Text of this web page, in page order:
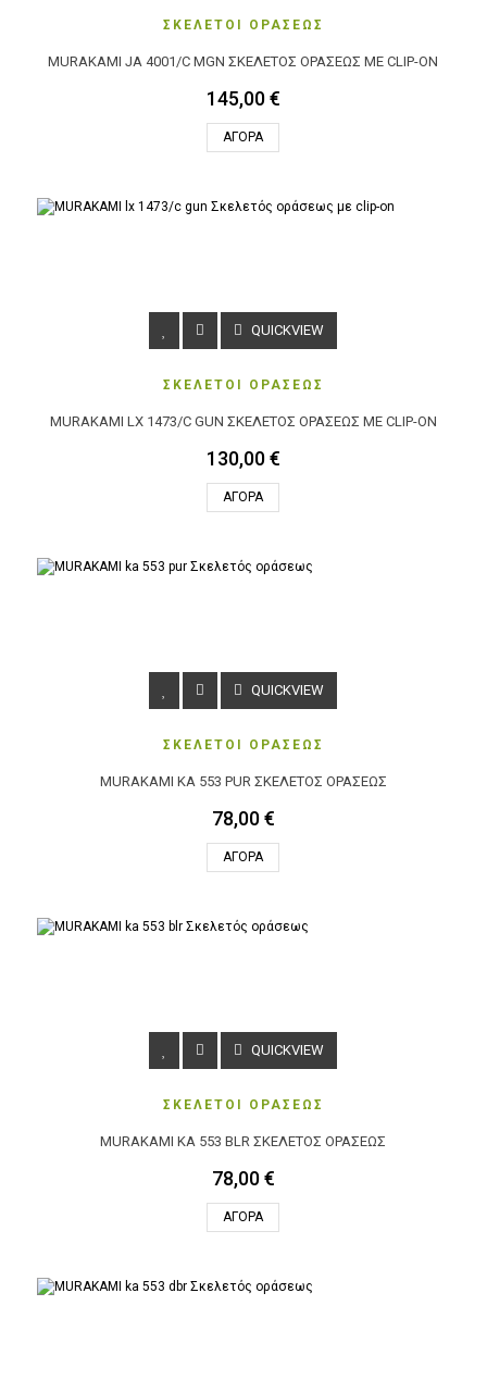
ΣΚΕΛΕΤΟΙ ΟΡΑΣΕΩΣ
MURAKAMI JA 4001/C MGN ΣΚΕΛΕΤΌΣ ΟΡΆΣΕΩΣ ΜΕ CLIP-ON
145,00 €
ΑΓΟΡΆ
QUICKVIEW
ΣΚΕΛΕΤΟΙ ΟΡΑΣΕΩΣ
MURAKAMI LX 1473/C GUN ΣΚΕΛΕΤΌΣ ΟΡΆΣΕΩΣ ΜΕ CLIP-ON
130,00 €
ΑΓΟΡΆ
QUICKVIEW
ΣΚΕΛΕΤΟΙ ΟΡΑΣΕΩΣ
MURAKAMI KA 553 PUR ΣΚΕΛΕΤΌΣ ΟΡΆΣΕΩΣ
78,00 €
ΑΓΟΡΆ
QUICKVIEW
ΣΚΕΛΕΤΟΙ ΟΡΑΣΕΩΣ
MURAKAMI KA 553 BLR ΣΚΕΛΕΤΌΣ ΟΡΆΣΕΩΣ
78,00 €
ΑΓΟΡΆ